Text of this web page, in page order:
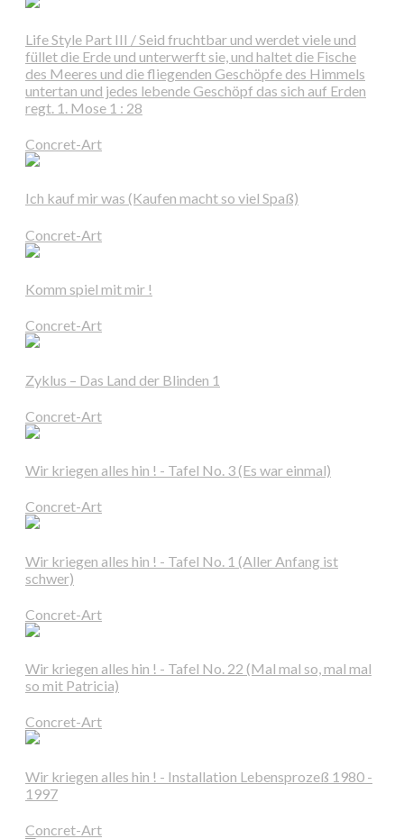
Life Style Part III / Seid fruchtbar und werdet viele und
füllet die Erde und unterwerft sie, und haltet die Fische
des Meeres und die fliegenden Geschöpfe des Himmels
untertan und jedes lebende Geschöpf das sich auf Erden
regt. 1. Mose 1 : 28
Concret-Art
Ich kauf mir was (Kaufen macht so viel Spaß)
Concret-Art
Komm spiel mit mir !
Concret-Art
Zyklus – Das Land der Blinden 1
Concret-Art
Wir kriegen alles hin ! - Tafel No. 3 (Es war einmal)
Concret-Art
Wir kriegen alles hin ! - Tafel No. 1 (Aller Anfang ist
schwer)
Concret-Art
Wir kriegen alles hin ! - Tafel No. 22 (Mal mal so, mal mal
so mit Patricia)
Concret-Art
Wir kriegen alles hin ! - Installation Lebensprozeß 1980 -
1997
Concret-Art